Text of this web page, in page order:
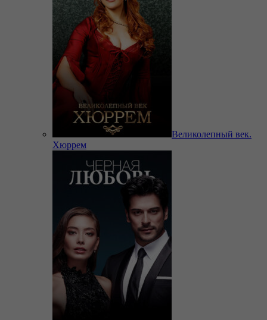
Великолепный век.
Хюррем